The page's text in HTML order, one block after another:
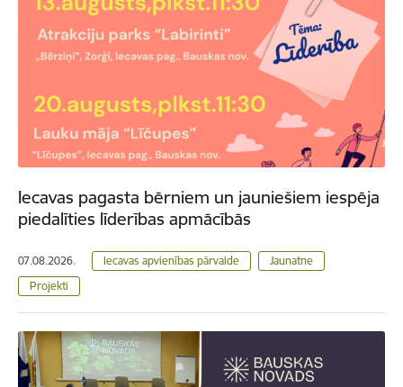
Iecavas pagasta bērniem un jauniešiem iespēja
piedalīties līderības apmācībās
07.08.2026. Iecavas apvienības pārvalde
Jaunatne
Projekti